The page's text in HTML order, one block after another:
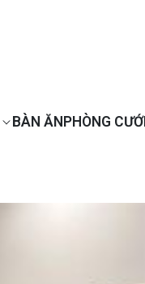
BÀN ĂN PHÒNG CƯỚI